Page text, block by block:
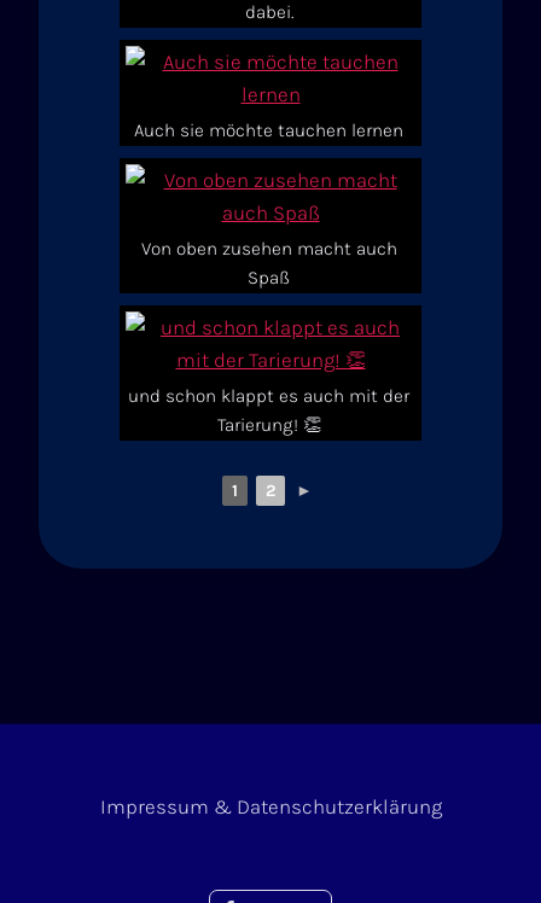
dabei.
Auch sie möchte tauchen lernen
Von oben zusehen macht auch
Spaß
und schon klappt es auch mit der
Tarierung! 👏
1 2 ►
Impressum & Datenschutzerklärung